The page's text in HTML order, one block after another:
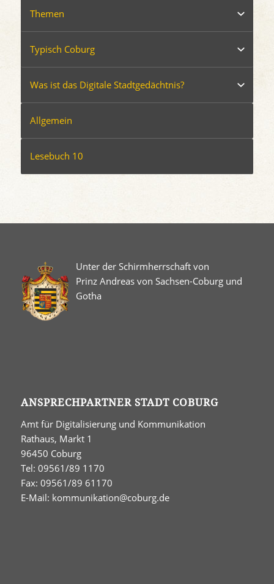
Themen
Typisch Coburg
Was ist das Digitale Stadtgedächtnis?
Allgemein
Lesebuch 10
Unter der Schirmherrschaft von
Prinz Andreas von Sachsen-Coburg und
Gotha
ANSPRECHPARTNER STADT COBURG
Amt für Digitalisierung und Kommunikation
Rathaus, Markt 1
96450 Coburg
Tel: 09561/89 1170
Fax: 09561/89 61170
E-Mail: kommunikation@coburg.de